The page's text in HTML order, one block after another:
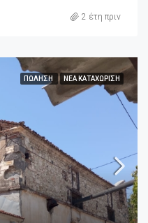
2 έτη πριν
ΠΏΛΗΣΗ ΝΈΑ ΚΑΤΑΧΏΡΙΣΗ